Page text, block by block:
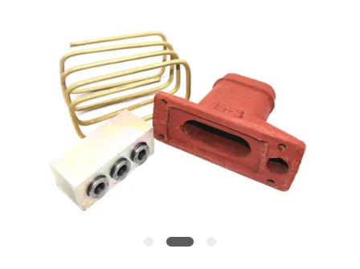
DATENSCHUTZRICHTLINIE